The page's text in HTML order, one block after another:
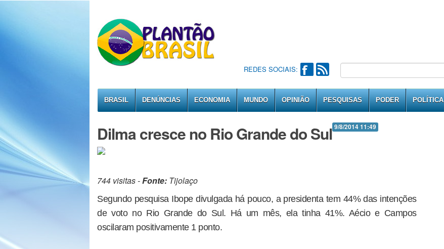
REDES SOCIAIS:
BRASIL DENÚNCIAS ECONOMIA MUNDO OPINIÃO PESQUISAS PODER POLÍTICA
9/8/2014 11:49
Dilma cresce no Rio Grande do Sul
744 visitas -Fonte: Tijolaço
Segundo pesquisa Ibope divulgada há pouco, a presidenta tem 44% das intenções
de voto no Rio Grande do Sul. Há um mês, ela tinha 41%. Aécio e Campos
oscilaram positivamente 1 ponto.